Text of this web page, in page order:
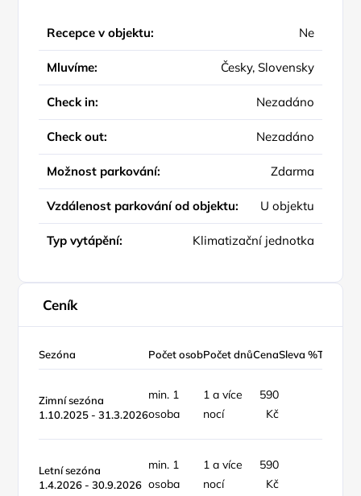
Recepce v objektu: Ne
Mluvíme: Česky, Slovensky
Check in: Nezadáno
Check out: Nezadáno
Možnost parkování: Zdarma
Vzdálenost parkování od objektu: U objektu
Typ vytápění: Klimatizační jednotka
Ceník
Sezóna Počet osobPočet dnůCenaSleva %Typ ceny
Zimní sezóna
1.10.2025 - 31.3.2026
min. 1
osoba
1 a více
nocí
590
Kč
Letní sezóna
1.4.2026 - 30.9.2026
min. 1
osoba
1 a více
nocí
590
Kč